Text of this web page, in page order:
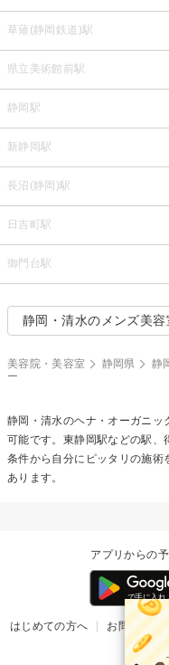
草薙(静岡鉄道)駅
県立美術館前駅
静岡駅
新静岡駅
長沼(静岡)駅
日吉町駅
御門台駅
静岡・清水のメンズ美
美容院・美容室 静岡県 静
ー
静岡・清水のヘナ・オーガニッ
可能です。東静岡駅などの駅
条件から自分にピッタリの施術
あります。
アプリからの
はじめての方へ お問い合わせ
掲載